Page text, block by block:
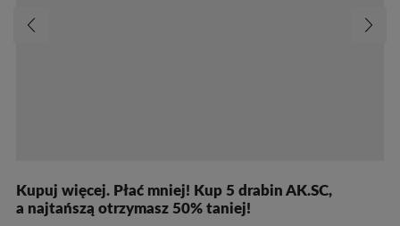
Kupuj więcej. Płać mniej! Kup 5 drabin AK.SC,
a najtańszą otrzymasz 50% taniej!